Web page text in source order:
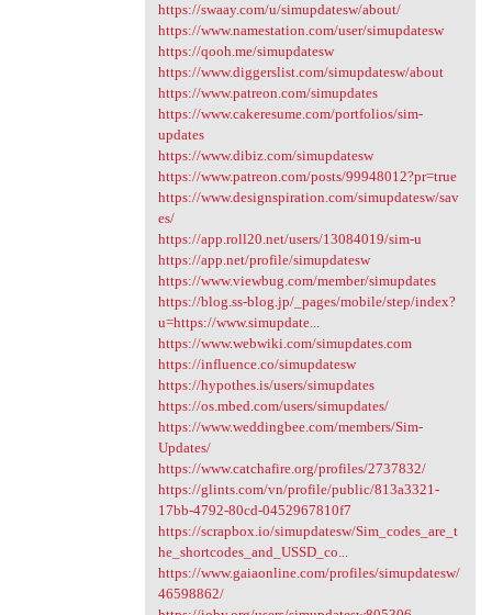
https://swaay.com/u/simupdatesw/about/
https://www.namestation.com/user/simupdatesw
https://qooh.me/simupdatesw
https://www.diggerslist.com/simupdatesw/about
https://www.patreon.com/simupdates
https://www.cakeresume.com/portfolios/sim-
updates
https://www.dibiz.com/simupdatesw
https://www.patreon.com/posts/99948012?pr=true
https://www.designspiration.com/simupdatesw/sav
es/
https://app.roll20.net/users/13084019/sim-u
https://app.net/profile/simupdatesw
https://www.viewbug.com/member/simupdates
https://blog.ss-blog.jp/_pages/mobile/step/index?
u=https://www.simupdate...
https://www.webwiki.com/simupdates.com
https://influence.co/simupdatesw
https://hypothes.is/users/simupdates
https://os.mbed.com/users/simupdates/
https://www.weddingbee.com/members/Sim-
Updates/
https://www.catchafire.org/profiles/2737832/
https://glints.com/vn/profile/public/813a3321-
17bb-4792-80cd-0452967810f7
https://scrapbox.io/simupdatesw/Sim_codes_are_t
he_shortcodes_and_USSD_co...
https://www.gaiaonline.com/profiles/simupdatesw/
46598862/